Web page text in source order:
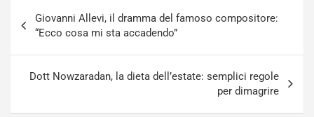
articoli
Giovanni Allevi, il dramma del famoso compositore:
“Ecco cosa mi sta accadendo”
Dott Nowzaradan, la dieta dell’estate: semplici regole
per dimagrire